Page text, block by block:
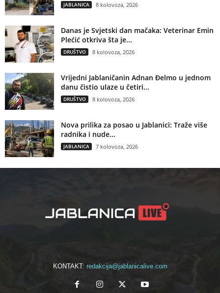
JABLANICA 8 kolovoza, 2026
Danas je Svjetski dan mačaka: Veterinar Emin
Plećić otkriva šta je...
DRUŠTVO 8 kolovoza, 2026
Vrijedni Jablaničanin Adnan Đelmo u jednom
danu čistio ulaze u četiri...
DRUŠTVO 8 kolovoza, 2026
Nova prilika za posao u Jablanici: Traže više
radnika i nude...
JABLANICA 7 kolovoza, 2026
KONTAKT: redakcija@jablanicalive.com